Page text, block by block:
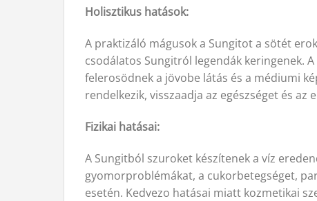
Holisztikus hatások:
A praktizáló mágusok a Sungitot a sötét
csodálatos Sungitról legendák keringenek.
felerosödnek a jövobe látás és a médiumi
rendelkezik, visszaadja az egészséget és
Fizikai hatásai:
A Sungitból szuroket készítenek a víz
gyomorproblémákat, a cukorbetegséget,
esetén. Kedvezo hatásai miatt kozmetikai